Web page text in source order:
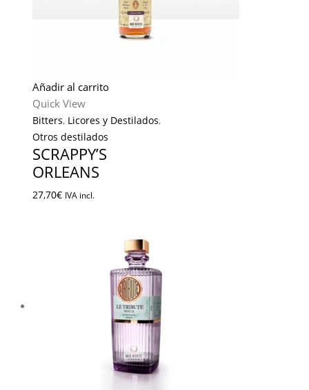
Añadir al carrito
Quick View
Bitters, Licores y Destilados,
Otros destilados
SCRAPPY’S
ORLEANS
27,70€ IVA incl.